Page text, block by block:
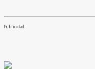
Publicidad